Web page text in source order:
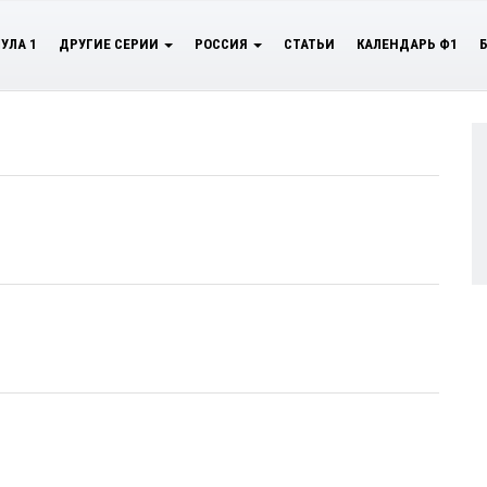
1 ДРУГИЕ СЕРИИ РОССИЯ СТАТЬИ КАЛЕНДАРЬ Ф1